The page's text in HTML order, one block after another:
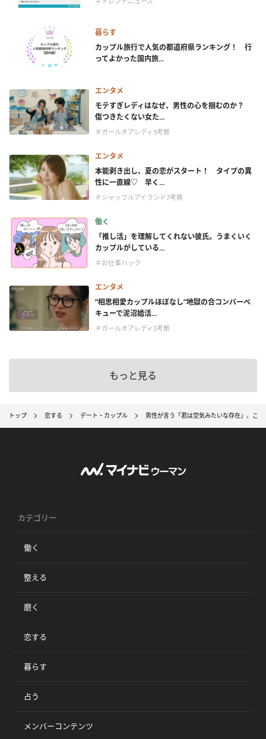
暮らす
カップル旅行で人気の都道府県ランキング！ 行
ってよかった国内旅...
エンタメ
モテすぎレディはなぜ、男性の心を掴むのか？
傷つきたくない女た...
＃ガールオアレディ3考察
エンタメ
本能剥き出し、夏の恋がスタート！ タイプの異
性に一直線♡ 早く...
＃シャッフルアイランド7考察
働く
「推し活」を理解してくれない彼氏。うまくいく
カップルがしている...
＃お仕事ハック
エンタメ
“相思相愛カップルほぼなし”地獄の合コンバーベ
キューで泥沼婚活...
＃ガールオアレディ3考察
もっと見る
トップ 恋する デート・カップル 男性が言う「君は空気みたいな存在」、こ
カテゴリー
働く
整える
磨く
恋する
暮らす
占う
メンバーコンテンツ